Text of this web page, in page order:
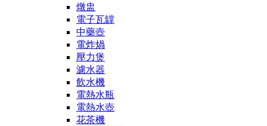
燉盅
電子瓦罉
中藥壺
電炸煱
壓力煲
濾水器
飲水機
電熱水瓶
電熱水壺
花茶機